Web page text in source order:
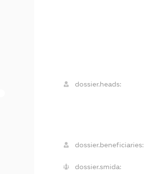
dossier.heads:
dossier.beneficiaries:
dossier.smida: